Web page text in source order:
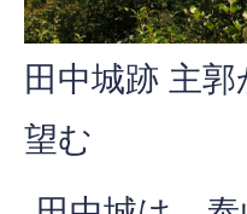
田中城跡 主
望む